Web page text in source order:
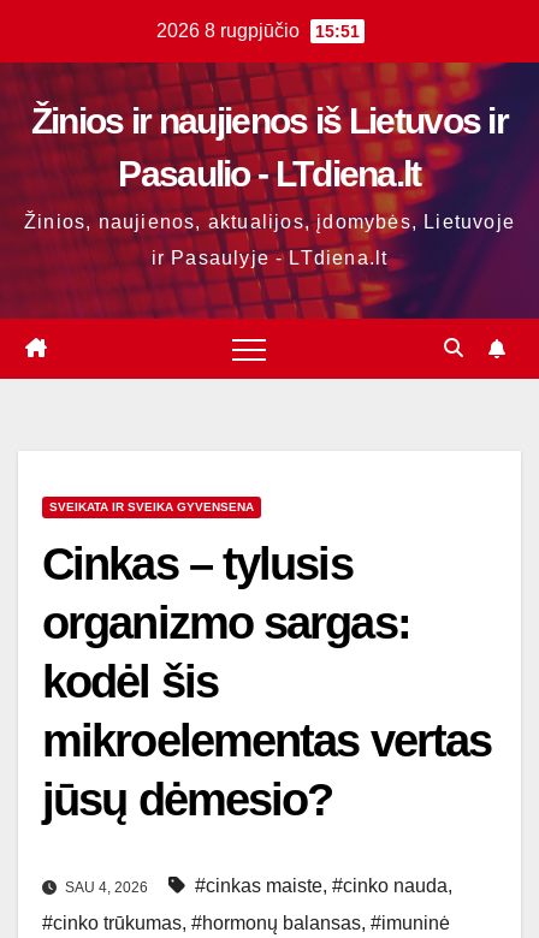
content
2026 8 rugpjūčio 15:51
Žinios ir naujienos iš Lietuvos ir
Pasaulio - LTdiena.lt
Žinios, naujienos, aktualijos, įdomybės, Lietuvoje
ir Pasaulyje - LTdiena.lt
SVEIKATA IR SVEIKA GYVENSENA
Cinkas – tylusis
organizmo sargas:
kodėl šis
mikroelementas vertas
jūsų dėmesio?
SAU 4, 2026 #cinkas maiste, #cinko nauda,
#cinko trūkumas, #hormonų balansas, #imuninė